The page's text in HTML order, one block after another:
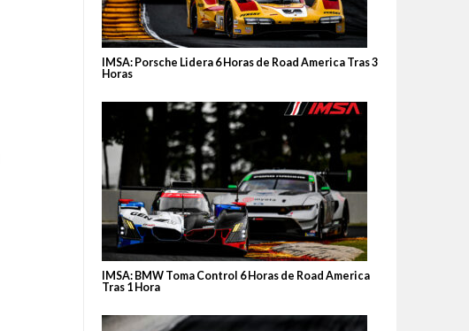
IMSA: Porsche Lidera 6 Horas de Road America Tras 3
Horas
IMSA: BMW Toma Control 6 Horas de Road America
Tras 1 Hora